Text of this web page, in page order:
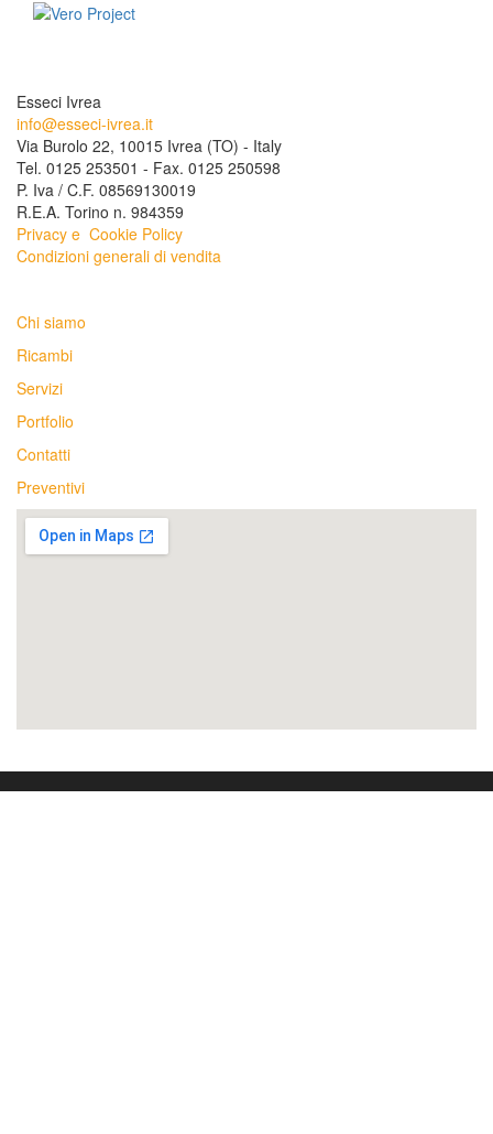
Esseci Ivrea
info@esseci-ivrea.it
Via Burolo 22, 10015 Ivrea (TO) - Italy
Tel. 0125 253501 - Fax. 0125 250598
P. Iva / C.F. 08569130019
R.E.A. Torino n. 984359
Privacy e Cookie Policy
Condizioni generali di vendita
Chi siamo
Ricambi
Servizi
Portfolio
Contatti
Preventivi